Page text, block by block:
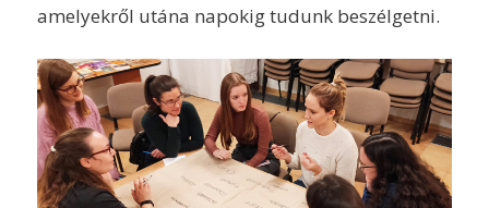
amelyekről utána napokig tudunk beszélgetni.